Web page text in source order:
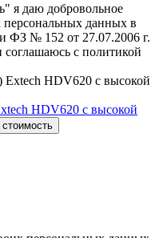
я даю добровольное
персональных данных в
ФЗ № 152 от 27.07.2006 г.
с политикой
HDV620 с высокой